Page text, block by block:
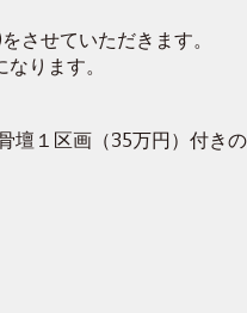
させていただきます。
ります。
壇１区画（35万円）付き